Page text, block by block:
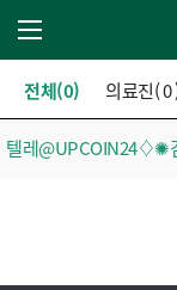
전체(0) 의료진( 0
텔레@UPCOIN24♢✺